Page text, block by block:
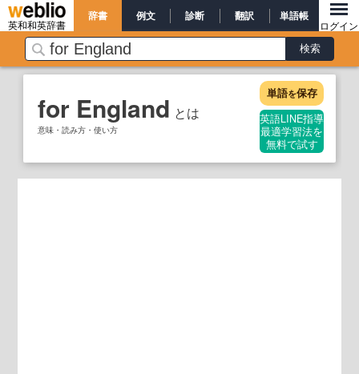
英和和英辞書
辞書 例文 診断 翻訳 単語帳
ログイン
for England とは
意味・読み方・使い方
単語を保存
英語LINE指導
最適学習法を
無料で試す